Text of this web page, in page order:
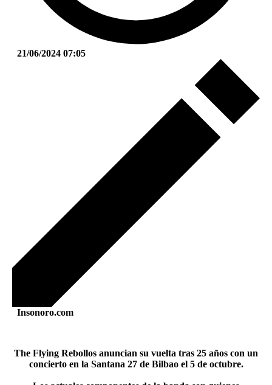
21/06/2024 07:05
Insonoro.com
The Flying Rebollos anuncian su vuelta tras 25 años con un
concierto en la Santana 27 de Bilbao el 5 de octubre.